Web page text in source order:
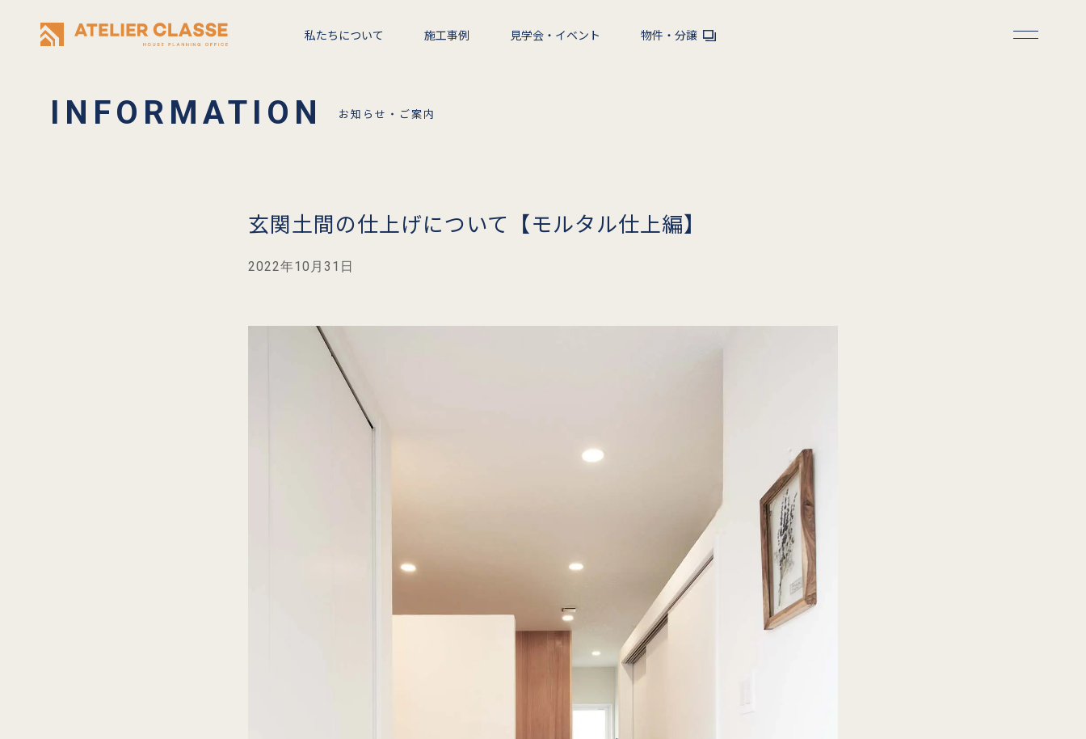
私たちについて 施工事例 見学会・イベント 物件・分譲
お知らせ・ご案内
玄関土間の仕上げについて【モルタル仕上編】
2022年10月31日